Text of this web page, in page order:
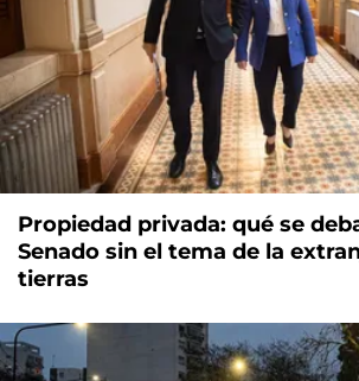
Propiedad privada: qué se
Senado sin el tema de la
tierras